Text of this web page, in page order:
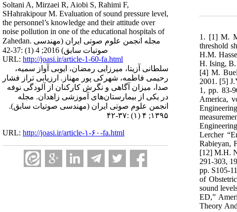
Soltani A, Mirzaei R, Aiobi S, Rahimi F,
SHahrakipour M. Evaluation of sound pressure level,
the personnel’s knowledge and their attitude over
noise pollution in one of the educational hospitals of
Zahedan. مجله انجمن علوم صوتی ایران (مهندسی
صوتیات سابق) 2016; 4 (1) :37-42
URL: http://joasi.ir/article-1-60-fa.html
سلطانی آزیتا، میرزایی رمضان، ایوبی آواز سمیه،
رحیمی فاطمه، شهرکی پور مهناز. ارزیابی تراز فشار
صدا، میزان آگاهی و نگرش کارکنان از آلودگی نوفه
در یکی از بیمارستان‌های آموزشی زاهدان. مجله
انجمن علوم صوتی ایران (مهندسی صوتیات سابق).
۱۳۹۵; ۴ (۱) :۳۷-۴۲
URL: http://joasi.ir/article-۱-۶۰-fa.html
1. [1] M.
threshold
H.M.
H. Ising, B.
[4] M.
2001. [5]
1, pp. 83-
America,
Lercher
Rabieyan,
[12] M.H.
291-303,
pp. S105-
of
sound
ED,”
Theory